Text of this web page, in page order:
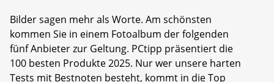
Bilder sagen mehr als Worte. Am schönsten
kommen Sie in einem Fotoalbum der folgenden
fünf Anbieter zur Geltung. PCtipp präsentiert die
100 besten Produkte 2025. Nur wer unsere harten
Tests mit Bestnoten besteht, kommt in die Top